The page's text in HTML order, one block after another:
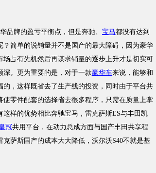
牌的盈亏平衡点，但是奔驰、 宝马都没有达到
简单的说销量并不是国产的最大障碍，因为豪华
占有先机然后再谋求销量的逐步上升才是切实可
。更为重要的是，对于一款豪华车来说，能够和
，这样既省去了生产线的投资，同时由于平台共
零件配套的选择省去很多程序，只需在质量上掌
样的优势相比奔驰宝马，雷克萨斯ES与丰田凯
冠共用平台，在动力总成方面与国产丰田共享程
萨斯国产的成本大大降低，沃尔沃S40不就是基